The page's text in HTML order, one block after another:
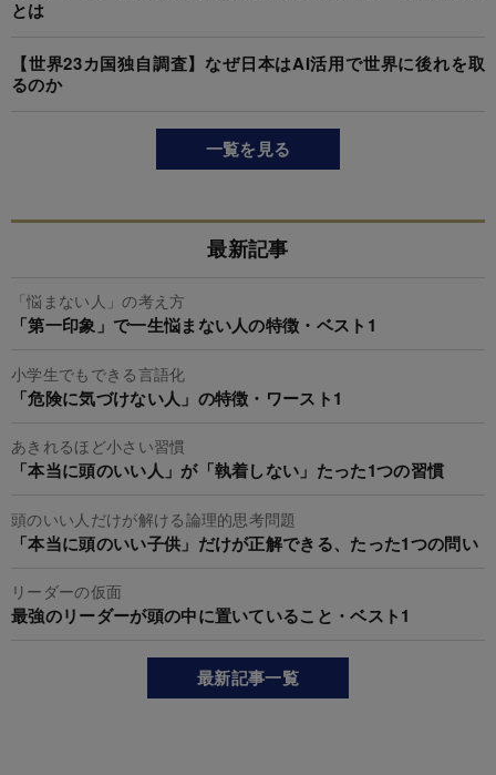
とは
【世界23カ国独自調査】なぜ日本はAI活用で世界に後れを取
るのか
一覧を見る
最新記事
「悩まない人」の考え方
「第一印象」で一生悩まない人の特徴・ベスト1
小学生でもできる言語化
「危険に気づけない人」の特徴・ワースト1
あきれるほど小さい習慣
「本当に頭のいい人」が「執着しない」たった1つの習慣
頭のいい人だけが解ける論理的思考問題
「本当に頭のいい子供」だけが正解できる、たった1つの問い
リーダーの仮面
最強のリーダーが頭の中に置いていること・ベスト1
最新記事一覧